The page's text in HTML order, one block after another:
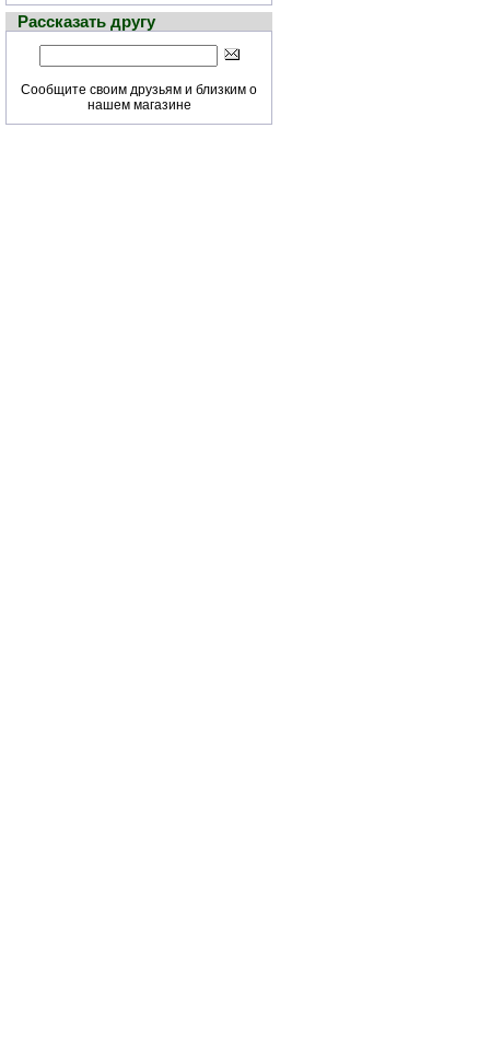
Рассказать другу
Сообщите своим друзьям и близким о
нашем магазине